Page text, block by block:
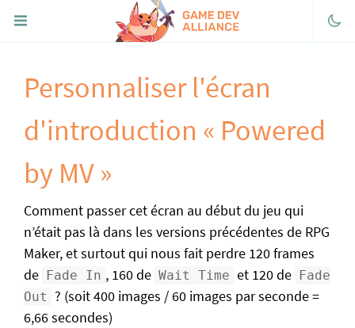
Discord
Twitter
Youtube
FaireDesJeux.fr
« Portail de RPG Maker
Découvrir
Télécharger RPG Maker
Personnaliser l'écran
d'introduction « Powered
by MV »
Comment passer cet écran au début du jeu qui
n’était pas là dans les versions précédentes de RPG
Maker, et surtout qui nous fait perdre 120 frames
de Fade In , 160 de Wait Time et 120 de Fade
Out
? (soit 400 images / 60 images par seconde =
6,66 secondes)